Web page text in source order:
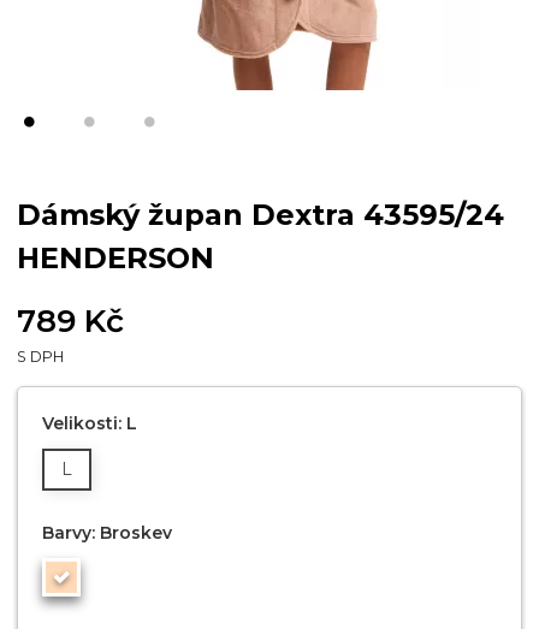
Dámský župan Dextra 43595/24
HENDERSON
789 Kč
S DPH
Velikosti: L
L
Barvy: Broskev